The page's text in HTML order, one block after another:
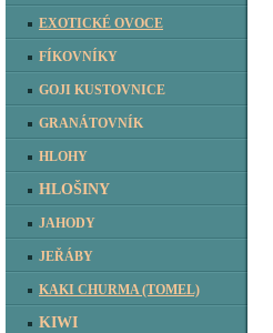
EXOTICKÉ OVOCE
FÍKOVNÍKY
GOJI KUSTOVNICE
GRANÁTOVNÍK
HLOHY
HLOŠINY
JAHODY
JEŘÁBY
KAKI CHURMA (TOMEL)
KIWI